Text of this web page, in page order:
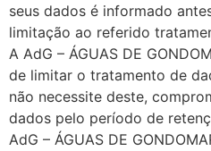
seus dados é informado
limitação ao referido
A AdG – ÁGUAS DE
de limitar o tratamento de
não necessite deste,
dados pelo período de
AdG – ÁGUAS DE